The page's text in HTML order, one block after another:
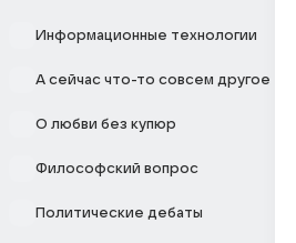
Информационные технологии
А сейчас что-то совсем другое
О любви без купюр
Философский вопрос
Политические дебаты